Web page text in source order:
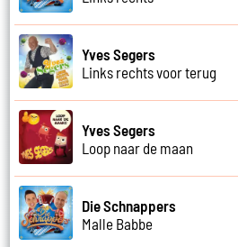
Yves Segers
Links rechts voor terug
Yves Segers
Loop naar de maan
Die Schnappers
Malle Babbe